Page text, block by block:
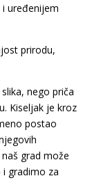
uređenijem
prirodu,
nego priča
Kiseljak je kroz
postao
grad može
gradimo za